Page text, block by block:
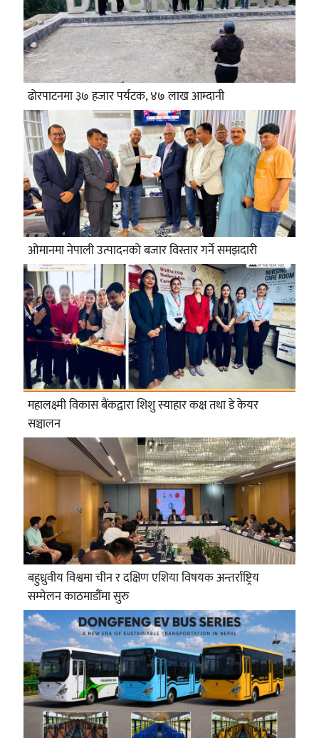
ढोरपाटनमा ३७ हजार पर्यटक, ४७ लाख आम्दानी
ओमानमा नेपाली उत्पादनको बजार विस्तार गर्ने समझदारी
महालक्ष्मी विकास बैंकद्वारा शिशु स्याहार कक्ष तथा डे केयर
सञ्चालन
बहुध्रुवीय विश्वमा चीन र दक्षिण एशिया विषयक अन्तर्राष्ट्रिय
सम्मेलन काठमाडौंमा सुरु